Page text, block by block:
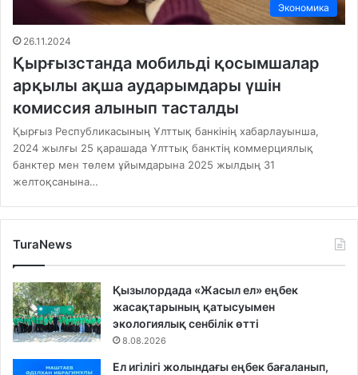
Экономика
26.11.2024
Қырғызстанда мобильді қосымшалар
арқылы ақша аударымдары үшін
комиссия алынып тасталды
Қырғыз Республикасының Ұлттық банкінің хабарлауынша,
2024 жылғы 25 қарашада Ұлттық банктің коммерциялық
банктер мен төлем ұйымдарына 2025 жылдың 31
желтоқсанына…
TuraNews
Қызылордада «Жасыл ел» еңбек
жасақтарының қатысуымен
экологиялық сенбілік өтті
8.08.2026
Ел игілігі жолындағы еңбек бағаланып,